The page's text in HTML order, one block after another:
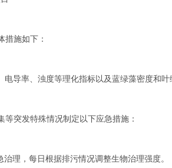
施如下：
导率、浊度等理化指标以及蓝绿藻密度和叶
突发特殊情况制定以下应急措施：
理， 每日根据排污情况调整生物治理强度。